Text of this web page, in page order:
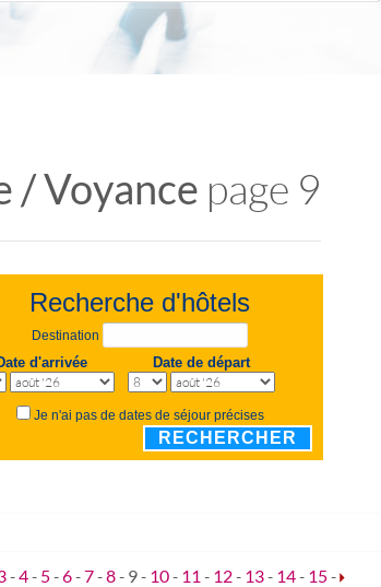
/ Voyance page 9
Recherche d'hôtels
Destination
d'arrivée Date de départ
Je n'ai pas de dates de séjour précises
RECHERCHER
-4- 5-6-7-8- 9- 10- 11 - 12- 13- 14- 15-